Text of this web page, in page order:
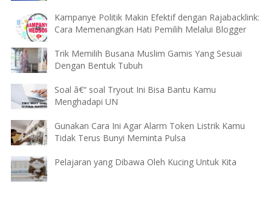
Kampanye Politik Makin Efektif dengan Rajabacklink:
Cara Memenangkan Hati Pemilih Melalui Blogger
Trik Memilih Busana Muslim Gamis Yang Sesuai
Dengan Bentuk Tubuh
Soal â€“ soal Tryout Ini Bisa Bantu Kamu
Menghadapi UN
Gunakan Cara Ini Agar Alarm Token Listrik Kamu
Tidak Terus Bunyi Meminta Pulsa
Pelajaran yang Dibawa Oleh Kucing Untuk Kita